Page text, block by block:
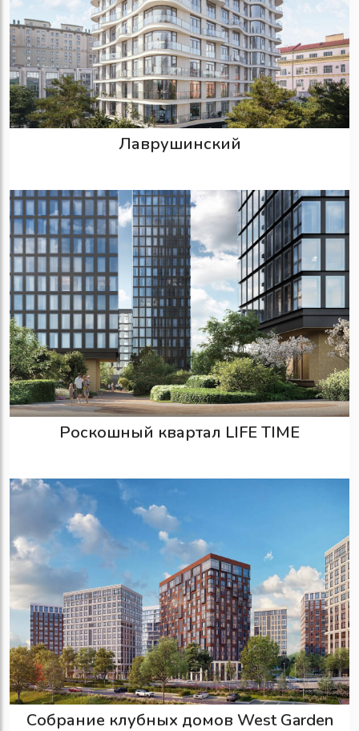
Лаврушинский
Роскошный квартал LIFE TIME
Собрание клубных домов West Garden